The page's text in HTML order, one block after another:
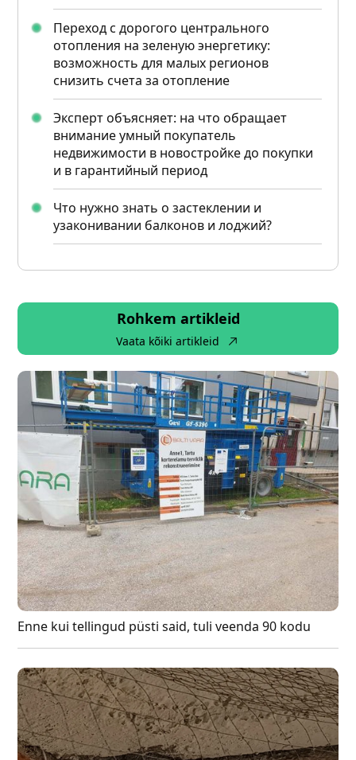
Переход с дорогого центрального
отопления на зеленую энергетику:
возможность для малых регионов
снизить счета за отопление
Эксперт объясняет: на что обращает
внимание умный покупатель
недвижимости в новостройке до покупки
и в гарантийный период
Что нужно знать о застеклении и
узаконивании балконов и лоджий?
Rohkem artikleid
Vaata kõiki artikleid
Enne kui tellingud püsti said, tuli veenda 90 kodu